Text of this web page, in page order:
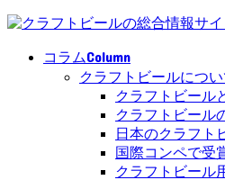
コラムColumn
クラフトビールについ
クラフトビール
クラフトビール
日本のクラフト
国際コンペで受
クラフトビール